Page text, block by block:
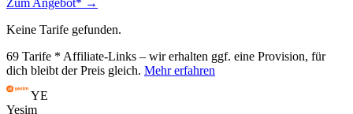
Keine Tarife gefunden.
69 Tarife * Affiliate-Links – wir erhalten ggf. eine Provision, für
dich bleibt der Preis gleich. Mehr erfahren
YE
Yesim